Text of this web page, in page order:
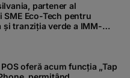
partener al
Eco-Tech pentru
și tranziția verde a IMM-
oferă acum funcția „Tap